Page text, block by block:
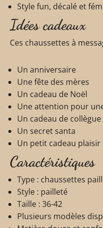
Style fun, décalé et
Idées cadeaux
Ces chaussettes à
Un anniversaire
Une fête des mères
Un cadeau de Noël
Une attention pour
Un cadeau de collègue
Un secret santa
Un petit cadeau plaisir
Caractéristiques
Type : chaussettes
Style : pailleté
Taille : 36-42
Plusieurs modèles